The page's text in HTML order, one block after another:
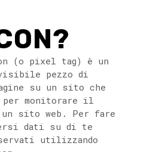
(o pixel tag) è un
pezzo di
su un sito che
per monitorare il
sito web. Per fare
dati su di te
utilizzando